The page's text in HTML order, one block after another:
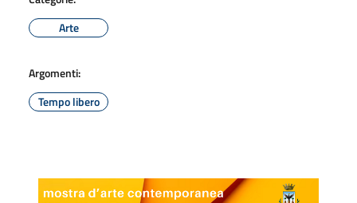
Arte
Argomenti:
Tempo libero